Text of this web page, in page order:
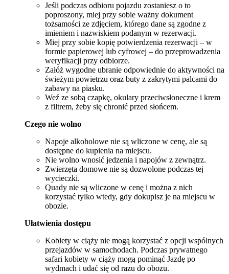
Jeśli podczas odbioru pojazdu zostaniesz o to
poproszony, miej przy sobie ważny dokument
tożsamości ze zdjęciem, którego dane są zgodne z
imieniem i nazwiskiem podanym w rezerwacji.
Miej przy sobie kopię potwierdzenia rezerwacji – w
formie papierowej lub cyfrowej – do przeprowadzenia
weryfikacji przy odbiorze.
Załóż wygodne ubranie odpowiednie do aktywności na
świeżym powietrzu oraz buty z zakrytymi palcami do
zabawy na piasku.
Weź ze sobą czapkę, okulary przeciwsłoneczne i krem
z filtrem, żeby się chronić przed słońcem.
Czego nie wolno
Napoje alkoholowe nie są wliczone w cenę, ale są
dostępne do kupienia na miejscu.
Nie wolno wnosić jedzenia i napojów z zewnątrz.
Zwierzęta domowe nie są dozwolone podczas tej
wycieczki.
Quady nie są wliczone w cenę i można z nich
korzystać tylko wtedy, gdy dokupisz je na miejscu w
obozie.
Ułatwienia dostępu
Kobiety w ciąży nie mogą korzystać z opcji wspólnych
przejazdów w samochodach. Podczas prywatnego
safari kobiety w ciąży mogą pominąć Jazdę po
wydmach i udać się od razu do obozu.